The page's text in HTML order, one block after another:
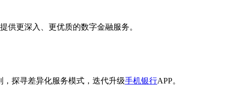
供更深入、更优质的数字金融服务。
，探寻差异化服务模式，迭代升级手机银行APP。